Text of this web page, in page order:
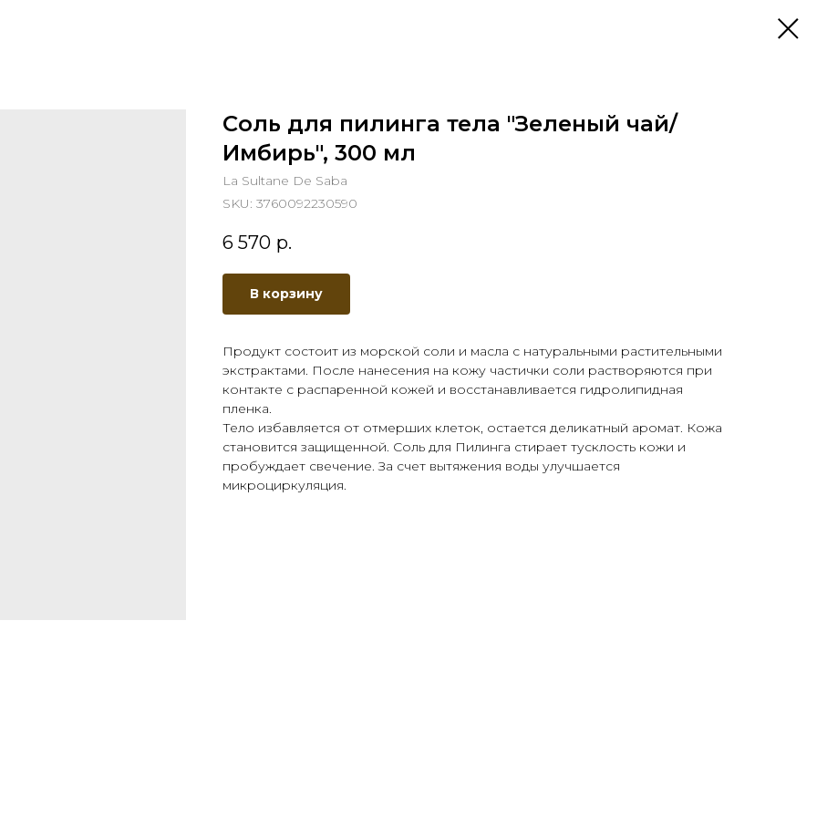
Соль для пилинга тела "Зеленый чай/
Имбирь", 300 мл
La Sultane De Saba
SKU: 3760092230590
6 570 р.
В корзину
Продукт состоит из морской соли и масла с натуральными растительными
экстрактами. После нанесения на кожу частички соли растворяются при
контакте с распаренной кожей и восстанавливается гидролипидная
пленка.
Тело избавляется от отмерших клеток, остается деликатный аромат. Кожа
становится защищенной. Соль для Пилинга стирает тусклость кожи и
пробуждает свечение. За счет вытяжения воды улучшается
микроциркуляция.